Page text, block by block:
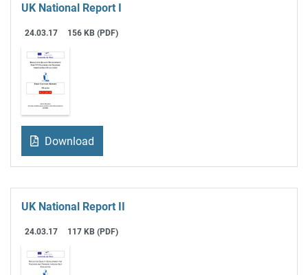
UK National Report I
24.03.17 156 KB (PDF)
Download
UK National Report II
24.03.17 117 KB (PDF)